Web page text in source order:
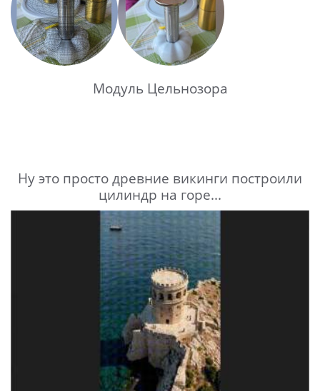
Модуль Цельнозора
Ну это просто древние викинги построили
цилиндр на горе...